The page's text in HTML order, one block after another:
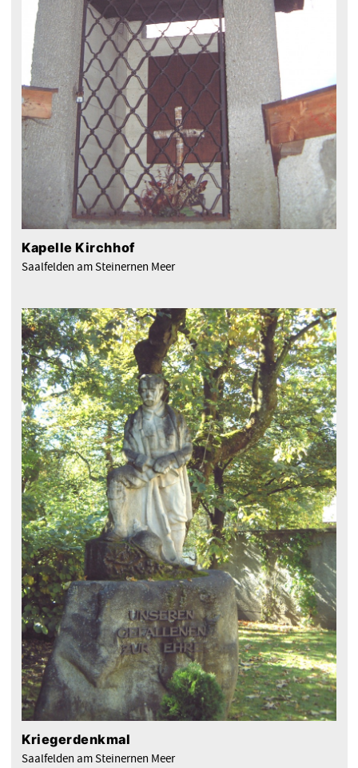
Kapelle Kirchhof
Saalfelden am Steinernen Meer
Kriegerdenkmal
Saalfelden am Steinernen Meer